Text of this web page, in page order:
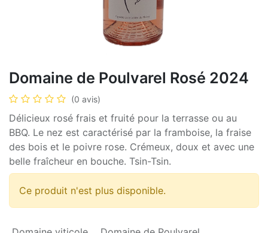
Domaine de Poulvarel Rosé 2024
(0 avis)
Délicieux rosé frais et fruité pour la terrasse ou au
BBQ. Le nez est caractérisé par la framboise, la fraise
des bois et le poivre rose. Crémeux, doux et avec une
belle fraîcheur en bouche. Tsin-Tsin.
Ce produit n'est plus disponible.